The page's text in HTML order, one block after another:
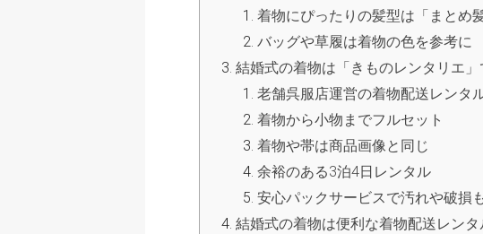
着物にぴったりの髪型は「まとめ
バッグや草履は着物の色を参考に
結婚式の着物は「きものレンタリエ」
老舗呉服店運営の着物配送レンタ
着物から小物までフルセット
着物や帯は商品画像と同じ
余裕のある3泊4日レンタル
安心パックサービスで汚れや破損
結婚式の着物は便利な着物配送レンタ